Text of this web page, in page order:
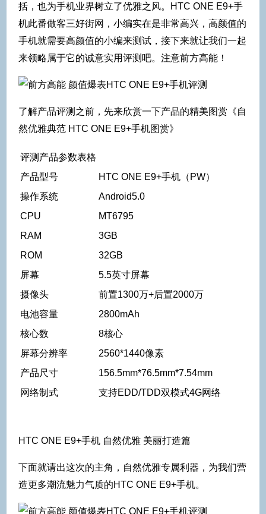
括，也为手机业界树立了优雅之风。HTC ONE E9+手
机此番做客三好街网，小编实在是非常高兴，高颜值的
手机就需要高颜值的小编来测试，接下来就让我们一起
来领略属于它的诚意实用评测吧。注意前方高能！
了解产品评测之前，先来欣赏一下产品的精美图赏《自
然优雅典范 HTC ONE E9+手机图赏》
评测产品参数表格
产品型号
HTC ONE E9+手机（PW）
操作系统
Android5.0
CPU
MT6795
RAM
3GB
ROM
32GB
屏幕
5.5英寸屏幕
摄像头
前置1300万+后置2000万
电池容量
2800mAh
核心数
8核心
屏幕分辨率
2560*1440像素
产品尺寸
156.5mm*76.5mm*7.54mm
网络制式
支持EDD/TDD双模式4G网络
HTC ONE E9+手机 自然优雅 美丽打造篇
下面就请出这次的主角，自然优雅专属利器，为我们营
造更多潮流魅力气质的HTC ONE E9+手机。